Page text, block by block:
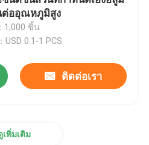
ามิก
ต่ออุณหภูมิสูง
1,000 ชิ้น
USD 0.1-1 PCS
ติดต่อเรา
เพิ่มเติม